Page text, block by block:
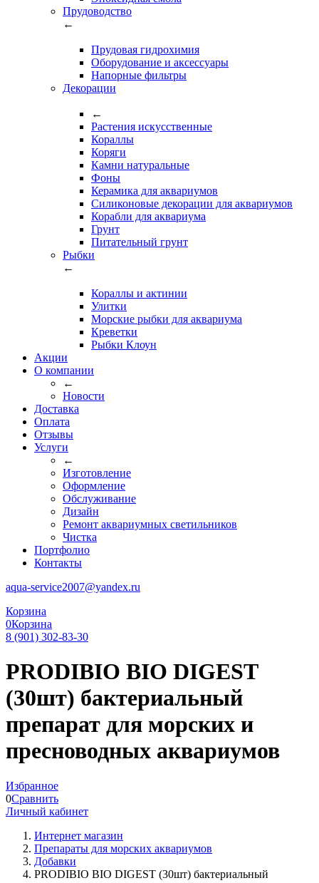
Прудоводство
←
Прудовая гидрохимия
Оборудование и аксессуары
Напорные фильтры
Декорации
←
Растения искусственные
Кораллы
Коряги
Камни натуральные
Фоны
Керамика для аквариумов
Силиконовые декорации для аквариумов
Корабли для аквариума
Грунт
Питательный грунт
Рыбки
←
Кораллы и актинии
Улитки
Морские рыбки для аквариума
Креветки
Рыбки Клоун
Акции
О компании
←
Новости
Доставка
Оплата
Отзывы
Услуги
←
Изготовление
Оформление
Обслуживание
Дизайн
Ремонт аквариумных светильников
Чистка
Портфолио
Контакты
aqua-service2007@yandex.ru
Корзина
0Корзина
8 (901) 302-83-30
PRODIBIO BIO DIGEST
(30шт) бактериальный
препарат для морских и
пресноводных аквариумов
Избранное
0Сравнить
Личный кабинет
Интернет магазин
Препараты для морских аквариумов
Добавки
PRODIBIO BIO DIGEST (30шт) бактериальный